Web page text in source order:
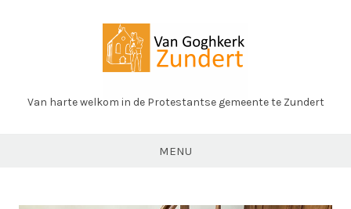
PK
Van harte welkom in de Protestantse gemeente te Zundert
MENU